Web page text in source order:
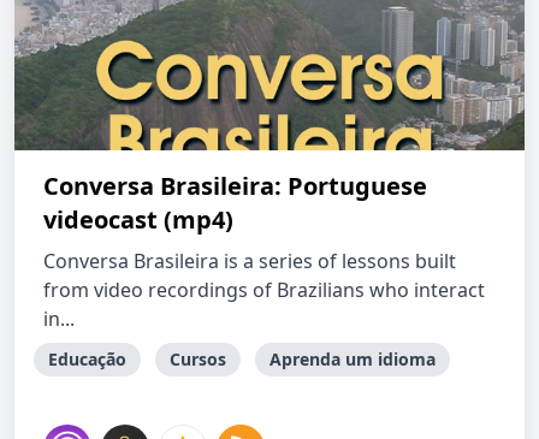
Conversa Brasileira: Portuguese
videocast (mp4)
Conversa Brasileira is a series of lessons built
from video recordings of Brazilians who interact
in...
Educação Cursos Aprenda um idioma